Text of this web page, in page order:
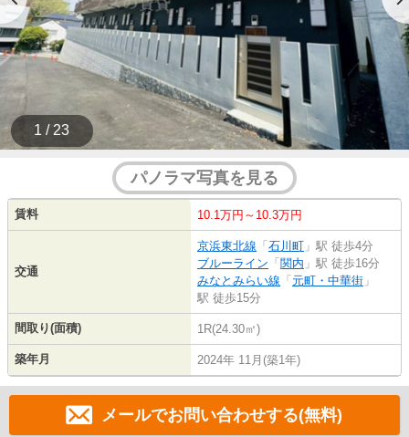
1 / 23
パノラマ写真を見る
賃料 10.1万円～10.3万円
交通
京浜東北線 「 石川町 」駅 徒歩4分
ブルーライン 「 関内 」駅 徒歩16分
みなとみらい線 「 元町・中華街 」
駅 徒歩15分
間取り(面積) 1R(24.30㎡)
築年月 2024年 11月(築1年)
メールでお問い合わせする(無料)